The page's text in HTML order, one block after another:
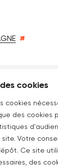
cookies
cookies
des cookies
Votre
Ce site
des
fenêtre
Nouvelle
instagram
À NOTRE